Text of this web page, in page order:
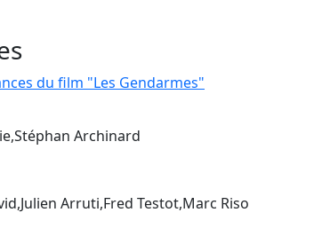
du film "Les Gendarmes"
Archinard
Arruti,Fred Testot,Marc Riso